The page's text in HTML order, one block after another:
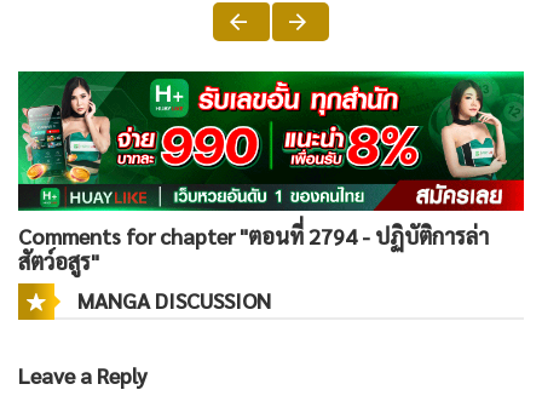
Comments for chapter "ตอนที่ 2794 - ปฏิบัติการล่า
สัตว์อสูร"
MANGA DISCUSSION
Leave a Reply